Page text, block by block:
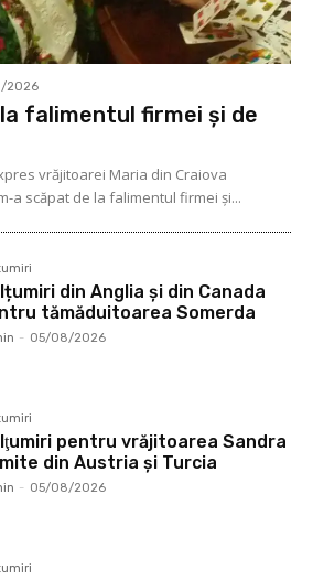
2026
falimentul firmei și de
vrăjitoarei Maria din Craiova
a scăpat de la falimentul firmei şi...
din Anglia și din Canada
tămăduitoarea Somerda
- 05/08/2026
pentru vrăjitoarea Sandra
din Austria și Turcia
- 05/08/2026